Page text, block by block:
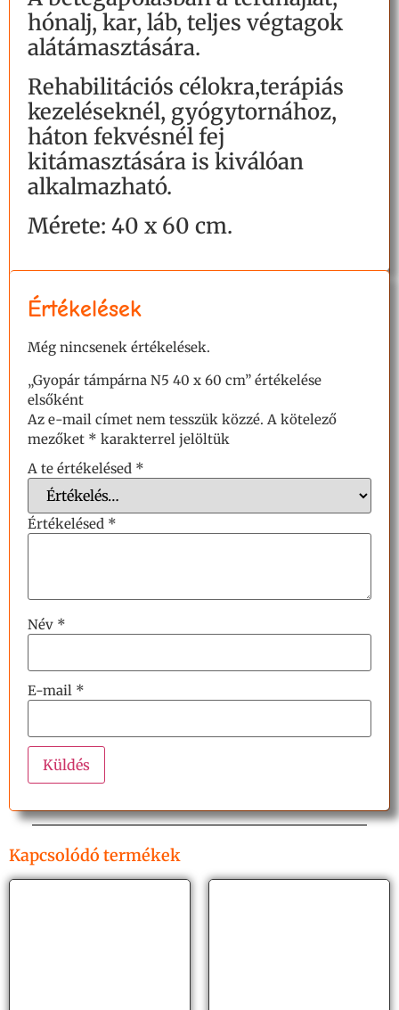
hónalj, kar, láb, teljes végtagok
alátámasztására.
Rehabilitációs célokra,terápiás
kezeléseknél, gyógytornához,
háton fekvésnél fej
kitámasztására is kiválóan
alkalmazható.
Mérete: 40 x 60 cm.
Értékelések
Még nincsenek értékelések.
„Gyopár támpárna N5 40 x 60 cm” értékelése
elsőként
Az e-mail címet nem tesszük közzé. A kötelező
mezőket * karakterrel jelöltük
A te értékelésed *
Értékelésed *
Név *
E-mail *
Kapcsolódó termékek